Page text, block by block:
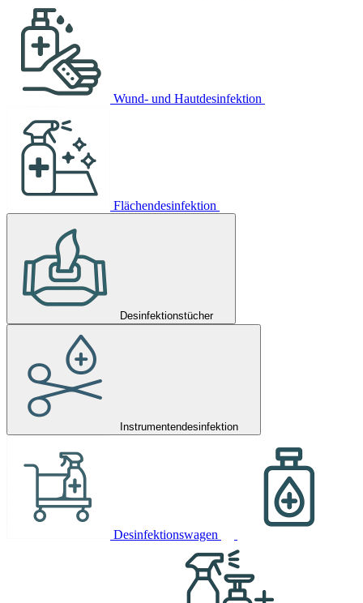
Wund- und Hautdesinfektion
Flächendesinfektion
Desinfektionstücher
Instrumentendesinfektion
Desinfektionswagen